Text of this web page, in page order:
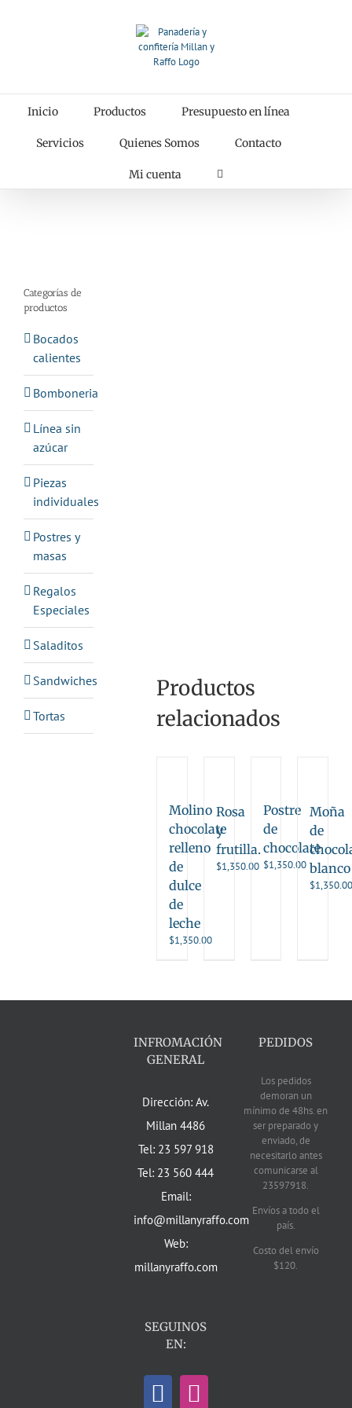
Inicio Productos Presupuesto en línea
Servicios Quienes Somos Contacto
Mi cuenta
Productos
relacionados
Molino
chocolate
relleno
de
dulce
de
leche
$1,350.00
Rosa
y
frutilla.
$1,350.00
Postre
de
chocolate
$1,350.00
Moña
de
blanco
$
Categorías de
productos
Bocados
calientes
Bomboneria
Línea sin
azúcar
Piezas
individuales
Postres y
masas
Regalos
Especiales
Saladitos
Sandwiches
Tortas
INFROMACIÓN
GENERAL
Dirección: Av.
Millan 4486
Tel: 23 597 918
Tel: 23 560 444
Email:
info@millanyraffo.com
Web:
millanyraffo.com
SEGUINOS
EN:
PEDIDOS
Los pedidos
demoran un
mínimo de 48hs. en
ser preparado y
enviado, de
necesitarlo antes
comunicarse al
23597918.
Envíos a todo el
país.
Costo del envío
$120.